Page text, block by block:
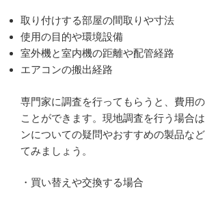
取り付けする部屋の間取りや寸法
使用の目的や環境設備
室外機と室内機の距離や配管経路
エアコンの搬出経路
専門家に調査を行ってもらうと、費用
ことができます。現地調査を行う場合
ンについての疑問やおすすめの製品な
てみましょう。
・買い替えや交換する場合